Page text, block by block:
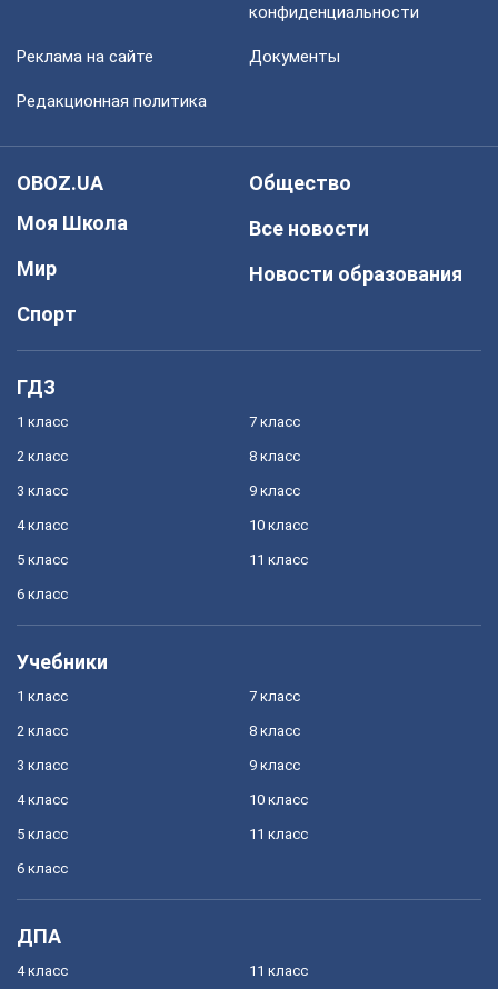
конфиденциальности
Реклама на сайте Документы
Редакционная политика
OBOZ.UA
Моя Школа
Мир
Спорт
Общество
Все новости
Новости образования
ГДЗ
1 класс
2 класс
3 класс
4 класс
5 класс
6 класс
7 класс
8 класс
9 класс
10 класс
11 класс
Учебники
1 класс
2 класс
3 класс
4 класс
5 класс
6 класс
7 класс
8 класс
9 класс
10 класс
11 класс
ДПА
4 класс 11 класс